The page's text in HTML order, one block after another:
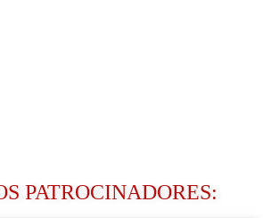
PATROCINADORES: